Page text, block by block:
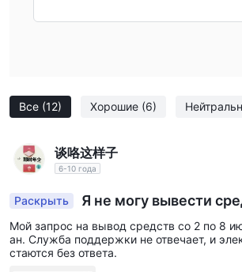
Все (12) Хорошие (6)
谈咯这样子
6-10 года
Раскрыть
Я не могу вывести
ба поддержки не отвечает.
Мой запрос на вывод средств со 2 по 8
ан. Служба поддержки не отвечает, и
стаются без ответа.